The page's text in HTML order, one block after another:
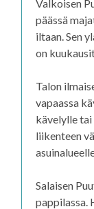
Valkoisen
päässä
iltaan. Sen
on
Talon
vapaassa
kävelylle
liikenteen
Salaisen
pappilassa.